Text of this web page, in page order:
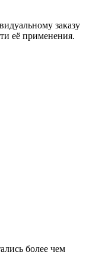
заказу
её применения.
более чем